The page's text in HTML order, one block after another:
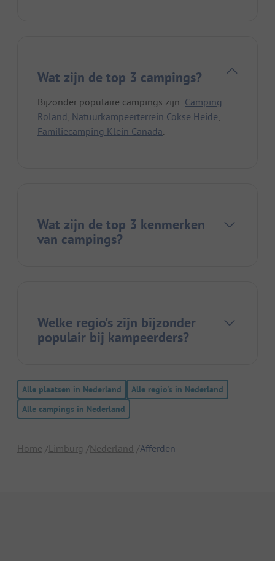
Wat zijn de top 3 campings?
Bijzonder populaire campings zijn: Camping
Roland, Natuurkampeerterrein Cokse Heide,
Familiecamping Klein Canada.
Wat zijn de top 3 kenmerken
van campings?
Welke regio's zijn bijzonder
populair bij kampeerders?
Alle plaatsen in Nederland
Alle regio's in Nederland
Alle campings in Nederland
Home Limburg Nederland Afferden